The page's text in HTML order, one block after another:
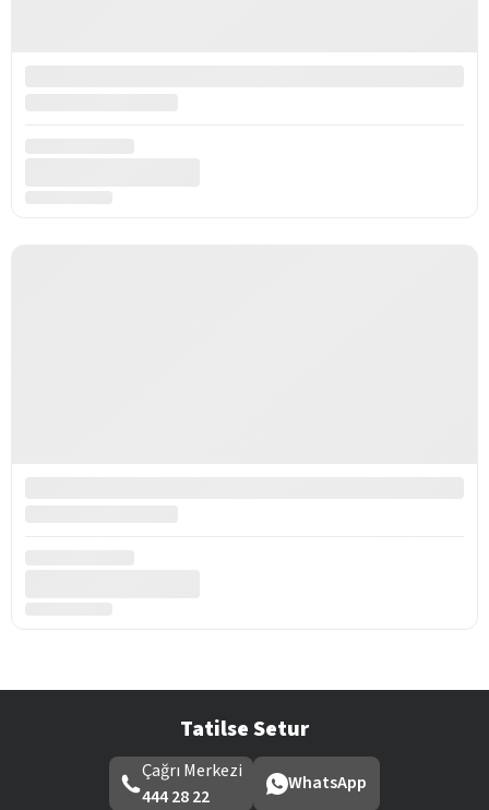
Tatilse Setur
Çağrı Merkezi
444 28 22
WhatsApp